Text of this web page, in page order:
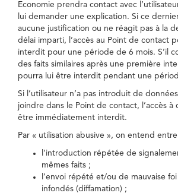
Economie prendra contact avec
lui demander une explication. Si ce
aucune justification ou ne réagit pas à la
délai imparti, l’accès au Point de contact
interdit pour une période de 6 mois. S’il
des faits similaires après une première
pourra lui être interdit pendant une
Si l’utilisateur n’a pas introduit de
joindre dans le Point de contact, l’accès à
être immédiatement interdit.
Par « utilisation abusive », on entend
l’introduction répétée de
mêmes faits ;
l’envoi répété et/ou de mauvaise
infondés (diffamation) ;